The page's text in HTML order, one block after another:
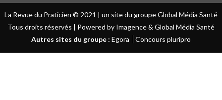
La Revue du Praticien © 2021 | un site du groupe Global Média Santé
Tous droits réservés | Powered by Imagence & Global Média Santé
Autres sites du groupe : Egora Concours pluripro